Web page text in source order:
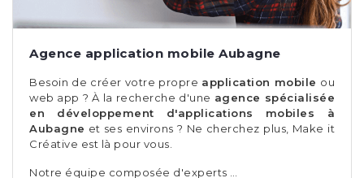
Agence application mobile Aubagne
Besoin de créer votre propre application mobile ou
web app ? À la recherche d'une agence spécialisée
en développement d'applications mobiles à
Aubagne et ses environs ? Ne cherchez plus, Make it
Créative est là pour vous.
Notre équipe composée d'experts …